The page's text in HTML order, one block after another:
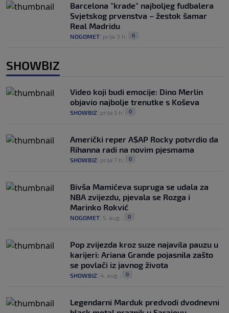
Barcelona "krade" najboljeg fudbalera
Svjetskog prvenstva – žestok šamar
Real Madridu
NOGOMET prije 3 h 0
SHOWBIZ
Video koji budi emocije: Dino Merlin
objavio najbolje trenutke s Koševa
SHOWBIZ prije 5 h 0
Američki reper A$AP Rocky potvrdio da
Rihanna radi na novim pjesmama
SHOWBIZ prije 7 h 0
Bivša Mamićeva supruga se udala za
NBA zvijezdu, pjevala se Rozga i
Marinko Rokvić
NOGOMET 5. aug. 0
Pop zvijezda kroz suze najavila pauzu u
karijeri: Ariana Grande pojasnila zašto
se povlači iz javnog života
SHOWBIZ 4. aug. 0
Legendarni Marduk predvodi dvodnevni